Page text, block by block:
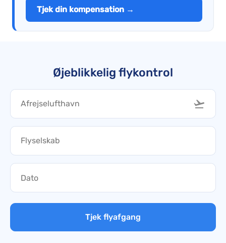
Tjek din kompensation →
Øjeblikkelig flykontrol
Tjek flyafgang